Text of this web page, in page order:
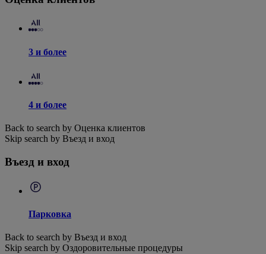
3 и более
4 и более
Back to search by Оценка клиентов
Skip search by Въезд и вход
Въезд и вход
Парковка
Back to search by Въезд и вход
Skip search by Оздоровительные процедуры